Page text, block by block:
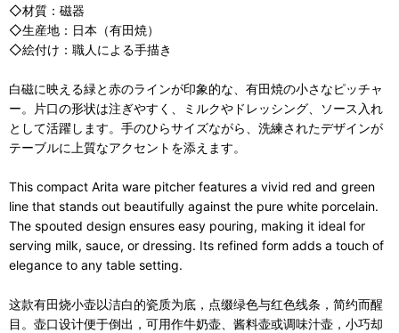
◇材質：磁器
◇生産地：日本（有田焼）
◇絵付け：職人による手描き
白磁に映える緑と赤のラインが印象的な、有田焼の小さなピッチャ
ー。片口の形状は注ぎやすく、ミルクやドレッシング、ソース入れ
として活躍します。手のひらサイズながら、洗練されたデザインが
テーブルに上質なアクセントを添えます。
This compact Arita ware pitcher features a vivid red and green
line that stands out beautifully against the pure white porcelain.
The spouted design ensures easy pouring, making it ideal for
serving milk, sauce, or dressing. Its refined form adds a touch of
elegance to any table setting.
这款有田烧小壶以洁白的瓷质为底，点缀绿色与红色线条，简约而醒
目。壶口设计便于倒出，可用作牛奶壶、酱料壶或调味汁壶，小巧却